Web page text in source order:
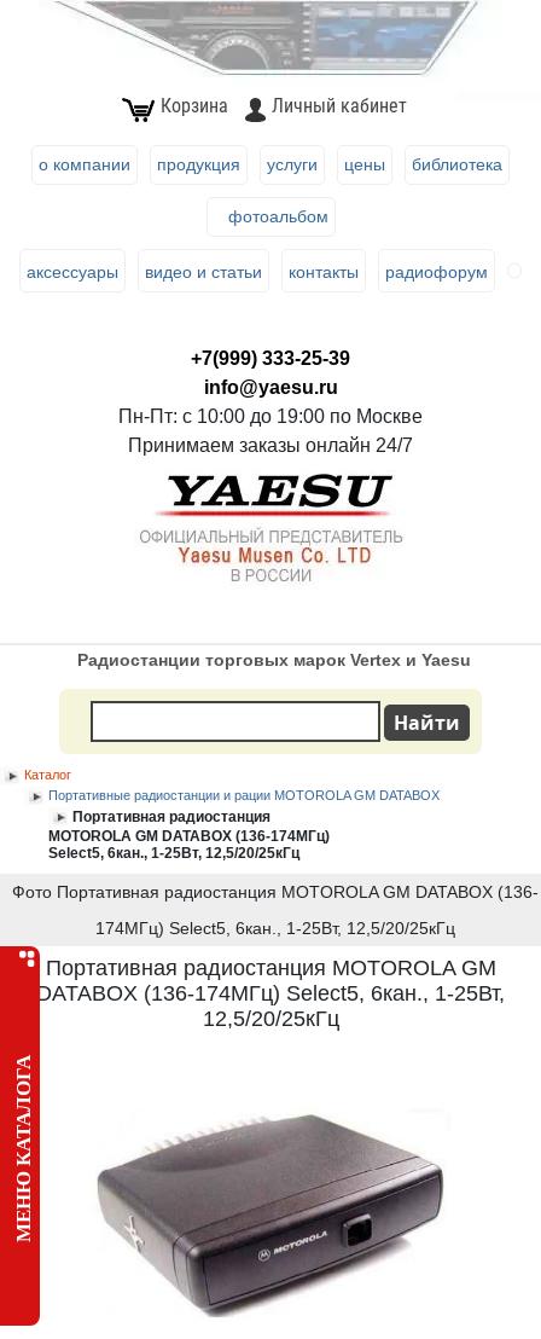
МЕНЮ КАТАЛОГА
Корзина Личный кабинет
о компании продукция услуги цены библиотека
фотоальбом
аксессуары видео и статьи контакты радиофорум
+7(999) 333-25-39
info@yaesu.ru
Пн-Пт: с 10:00 до 19:00 по Москве
Принимаем заказы онлайн 24/7
Радиостанции торговых марок Vertex и Yaesu
Каталог
Портативные радиостанции и рации MOTOROLA GM DATABOX
Портативная радиостанция
MOTOROLA GM DATABOX (136-174МГц)
Select5, 6кан., 1-25Вт, 12,5/20/25кГц
Фото Портативная радиостанция MOTOROLA GM DATABOX (136-
174МГц) Select5, 6кан., 1-25Вт, 12,5/20/25кГц
Портативная радиостанция MOTOROLA GM
DATABOX (136-174МГц) Select5, 6кан., 1-25Вт,
12,5/20/25кГц